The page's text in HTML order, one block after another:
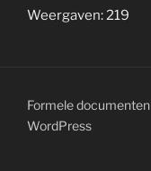
Weergaven: 219
Formele documenten
WordPress